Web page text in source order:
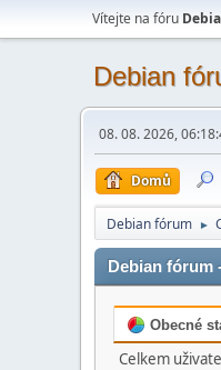
Vítejte na fóru
Debian
08. 08. 2026,
Domů
Debian fórum ►
Debian fórum
Obecné
Celkem